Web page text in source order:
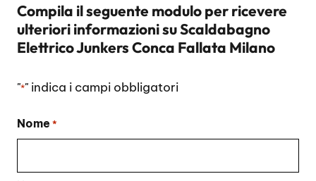
Compila il seguente modulo per ricevere
ulteriori informazioni suScaldabagno
Elettrico Junkers Conca Fallata Milano
"*" indica i campi obbligatori
Nome *